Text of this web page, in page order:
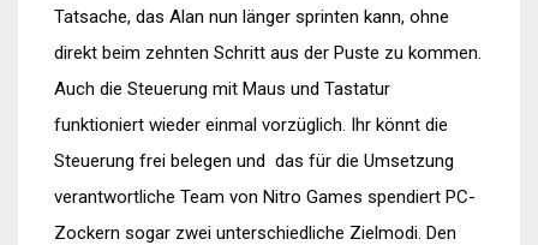
Tatsache, das Alan nun länger sprinten kann, ohne
direkt beim zehnten Schritt aus der Puste zu kommen.
Auch die Steuerung mit Maus und Tastatur
funktioniert wieder einmal vorzüglich. Ihr könnt die
Steuerung frei belegen und das für die Umsetzung
verantwortliche Team von Nitro Games spendiert PC-
Zockern sogar zwei unterschiedliche Zielmodi. Den